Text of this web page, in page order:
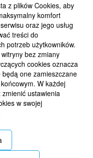
z plików Cookies, aby
komfort
oraz jego usług
treści do
potrzeb użytkowników.
bez zmiany
cookies oznacza
one zamieszczane
W każdej
ustawienia
w swojej
KONTAKT
POLITYKA PRYWATNOŚCI
PRACA/STAŻE